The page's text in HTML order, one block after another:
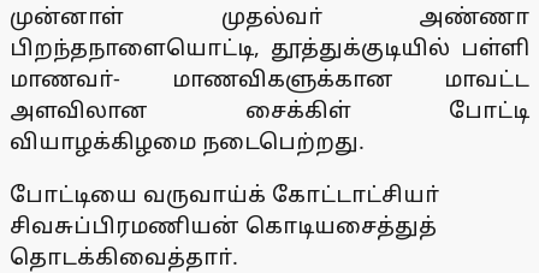
முன்னாள் முதல்வா் அண்ணா
பிறந்தநாளையொட்டி, தூத்துக்குடியில் பள்ளி
மாணவா்- மாணவிகளுக்கான மாவட்ட
அளவிலான சைக்கிள் போட்டி
வியாழக்கிழமை நடைபெற்றது.
போட்டியை வருவாய்க் கோட்டாட்சியா்
சிவசுப்பிரமணியன் கொடியசைத்துத்
தொடக்கிவைத்தாா்.